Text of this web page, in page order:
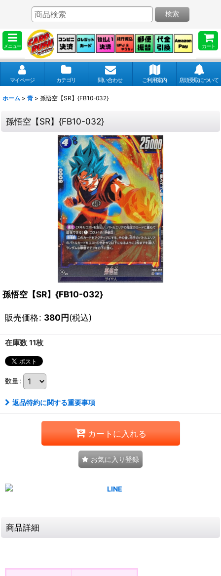
メニュー カート
検索
マイページ カテゴリ 問い合わせ ご利用案内 店頭受取について
ホーム > 青 > 孫悟空【SR】{FB10-032}
孫悟空【SR】{FB10-032}
孫悟空【SR】{FB10-032}
販売価格: 380円(税込)
在庫数 11枚
数量:
返品特約に関する重要事項
カートに入れる
お気に入り登録
商品詳細